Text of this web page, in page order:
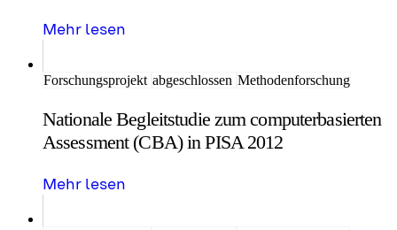
Mehr lesen
Forschungsprojekt abgeschlossen Methodenforschung
Nationale Begleitstudie zum computerbasierten
Assessment (CBA) in PISA 2012
Mehr lesen